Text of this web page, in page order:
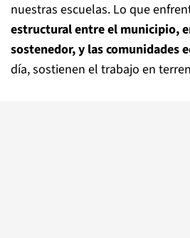
nuestras escuelas. Lo que
estructural entre el municipio,
sostenedor, y las comunidades
día, sostienen el trabajo en